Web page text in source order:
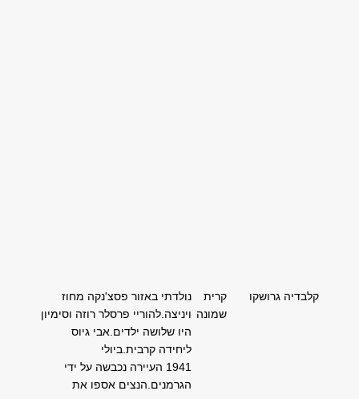
קלבדיה גרושקו
קרית
שמונה
נולדתי באזור פסצ'נקה מחוז
ויניצה.להוריי פרסלר רוזה וסימיון
היו שלושה ילדים.אבי גיוס
ליחידה קרבית.ביולי
1941 העיירה נכבשה על ידי
הגרמנים.הנצים אספו את